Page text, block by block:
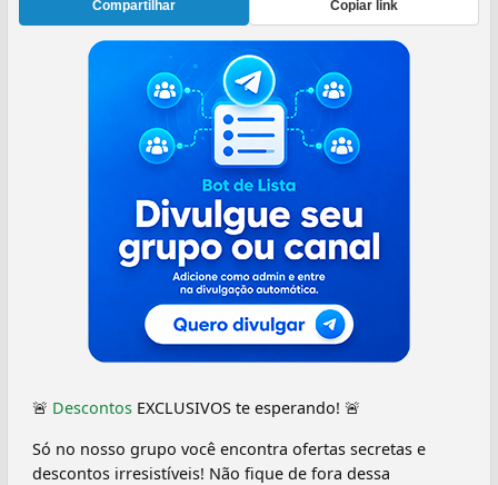
Compartilhar Copiar link
🚨 Descontos EXCLUSIVOS te esperando! 🚨
Só no nosso grupo você encontra ofertas secretas e
descontos irresistíveis! Não fique de fora dessa